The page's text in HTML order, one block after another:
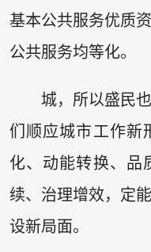
基本公共服务优质
公共服务均等化。
城，所以盛民
们顺应城市工作新
化、动能转换、品
续、治理增效，定
设新局面。